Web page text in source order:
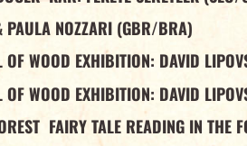
PAULA NOZZARI (GBR/BRA)
WOOD EXHIBITION: DAVID
WOOD EXHIBITION: DAVID
FAIRY TALE READING IN THE